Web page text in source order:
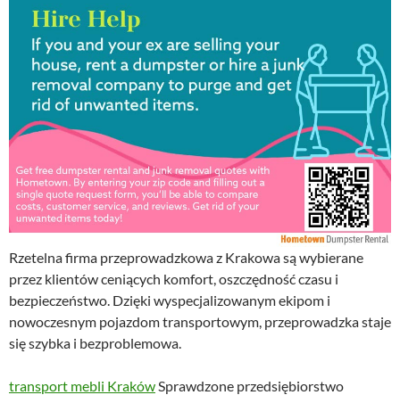
Rzetelna firma przeprowadzkowa z Krakowa są wybierane
przez klientów ceniących komfort, oszczędność czasu i
bezpieczeństwo. Dzięki wyspecjalizowanym ekipom i
nowoczesnym pojazdom transportowym, przeprowadzka staje
się szybka i bezproblemowa.
transport mebli KrakówSprawdzone przedsiębiorstwo